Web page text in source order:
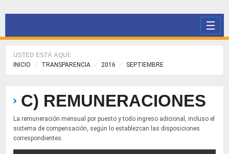
USTED ESTÁ AQUÍ:
INICIO
TRANSPARENCIA 2016 SEPTIEMBRE
C) REMUNERACIONES
La remuneración mensual por puesto y todo ingreso adicional, incluso el
sistema de compensación, según lo establezcan las disposiciones
correspondientes.